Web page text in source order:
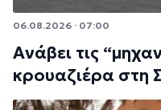
06.08.2026 · 07:00
Ανάβει τις
κρουαζιέρα στη